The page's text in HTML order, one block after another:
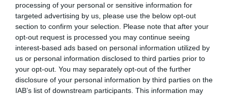
processing of your personal or sensitive information for
targeted advertising by us, please use the below opt-out
section to confirm your selection. Please note that after your
opt-out request is processed you may continue seeing
interest-based ads based on personal information utilized by
us or personal information disclosed to third parties prior to
your opt-out. You may separately opt-out of the further
disclosure of your personal information by third parties on the
IAB’s list of downstream participants. This information may
Privilégiez clairement la côte d’Andaman. Bangkok reste
une option solide en complément : temples, street food,
marchés flottants et marchés nocturnes. Comptez 6h
de décalage horaire (heure d’hiver française, UTC+1), 2 à
3 jours d’adaptation. Budget : 1 200 à 1 800 € par
personne pour 10 nuits. L’un des meilleurs rapports
qualité/prix de cette sélection pour des vacances à Noël